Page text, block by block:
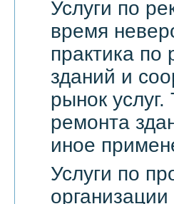
Услуги по
время
практика по
зданий и
рынок
ремонта
иное
Услуги по